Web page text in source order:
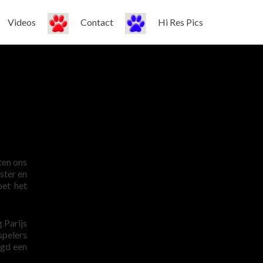
Videos Contact Hi Res Pics
ons
en
het
Parijs
een